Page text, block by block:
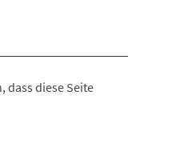
dass diese Seite